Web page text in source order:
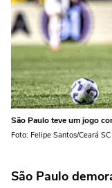
São Paulo teve um jogo
Foto: Felipe Santos/Ceará
São Paulo